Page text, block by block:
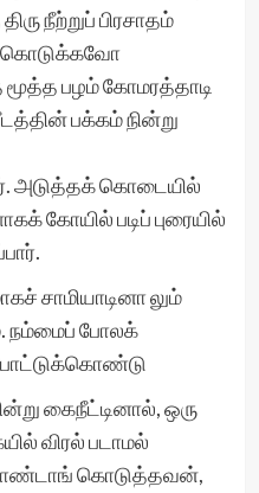
நீற்றுப் பிரசாதம்
கொடுக்கவோ
மூத்த பழம் கோமரத்தாடி
பக்கம் நின்று
அடுத்தக் கொடையில்
கோயில் படிப் புரையில்
சாமியாடினா லும்
நம்மைப் போலக்
போட்டுக்கொண்டு
கைநீட்டினால், ஒரு
விரல் படாமல்
கொடுத்தவன்,